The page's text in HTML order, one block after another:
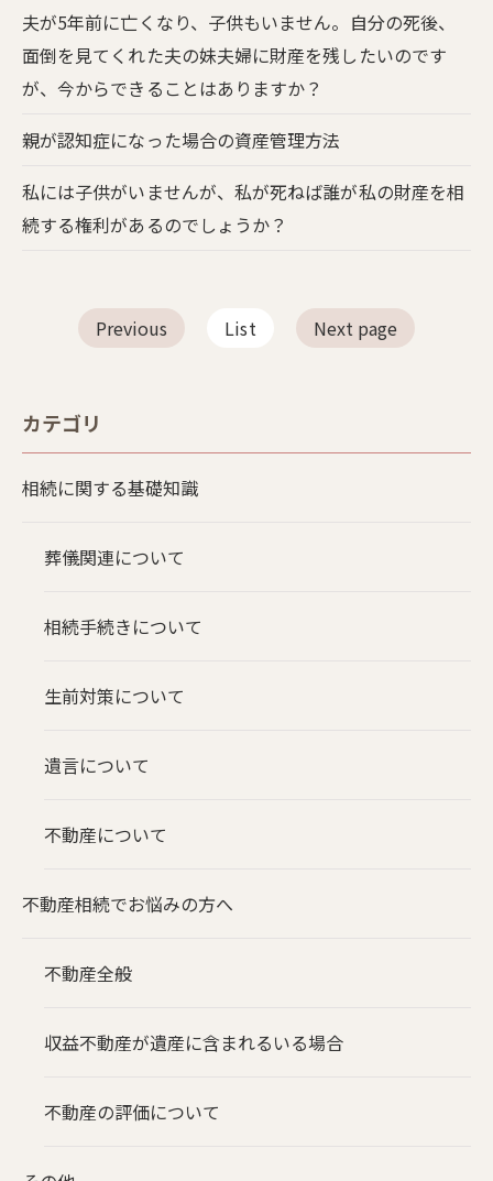
夫が5年前に亡くなり、子供もいません。自分の死後、
面倒を見てくれた夫の妹夫婦に財産を残したいのです
が、今からできることはありますか？
親が認知症になった場合の資産管理方法
私には子供がいませんが、私が死ねば誰が私の財産を相
続する権利があるのでしょうか？
Previous List Next page
カテゴリ
相続に関する基礎知識
葬儀関連について
相続手続きについて
生前対策について
遺言について
不動産について
不動産相続でお悩みの方へ
不動産全般
収益不動産が遺産に含まれるいる場合
不動産の評価について